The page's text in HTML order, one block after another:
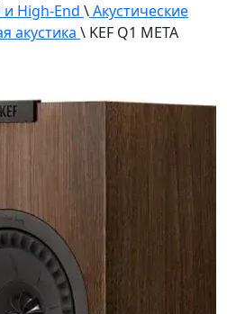
и High-End \Акустические
акустика \ KEF Q1 META